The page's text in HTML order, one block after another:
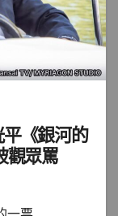
《銀河的
觀眾罵